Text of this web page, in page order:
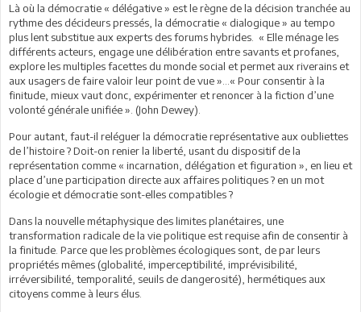
Là où la démocratie « délégative » est le règne de la décision tranchée au
rythme des décideurs pressés, la démocratie « dialogique » au tempo
plus lent substitue aux experts des forums hybrides. « Elle ménage les
différents acteurs, engage une délibération entre savants et profanes,
explore les multiples facettes du monde social et permet aux riverains et
aux usagers de faire valoir leur point de vue »...« Pour consentir à la
finitude, mieux vaut donc, expérimenter et renoncer à la fiction d’une
volonté générale unifiée ». (John Dewey).
Pour autant, faut-il reléguer la démocratie représentative aux oubliettes
de l’histoire ? Doit-on renier la liberté, usant du dispositif de la
représentation comme « incarnation, délégation et figuration », en lieu et
place d’une participation directe aux affaires politiques ? en un mot
écologie et démocratie sont-elles compatibles ?
Dans la nouvelle métaphysique des limites planétaires, une
transformation radicale de la vie politique est requise afin de consentir à
la finitude. Parce que les problèmes écologiques sont, de par leurs
propriétés mêmes (globalité, imperceptibilité, imprévisibilité,
irréversibilité, temporalité, seuils de dangerosité), hermétiques aux
citoyens comme à leurs élus.